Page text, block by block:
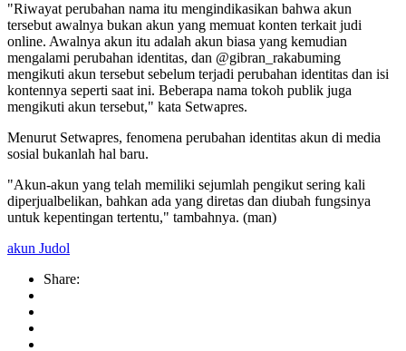
"Riwayat perubahan nama itu mengindikasikan bahwa akun
tersebut awalnya bukan akun yang memuat konten terkait judi
online. Awalnya akun itu adalah akun biasa yang kemudian
mengalami perubahan identitas, dan @gibran_rakabuming
mengikuti akun tersebut sebelum terjadi perubahan identitas dan isi
kontennya seperti saat ini. Beberapa nama tokoh publik juga
mengikuti akun tersebut," kata Setwapres.
Menurut Setwapres, fenomena perubahan identitas akun di media
sosial bukanlah hal baru.
"Akun-akun yang telah memiliki sejumlah pengikut sering kali
diperjualbelikan, bahkan ada yang diretas dan diubah fungsinya
untuk kepentingan tertentu," tambahnya. (man)
akun Judol
Share: